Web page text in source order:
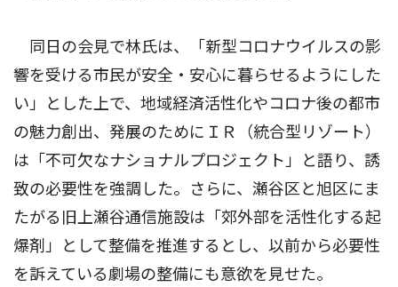
同日の会見で林氏は、「新型コロナウイルスの影
響を受ける市民が安全・安心に暮らせるようにした
い」とした上で、地域経済活性化やコロナ後の都市
の魅力創出、発展のためにＩＲ（統合型リゾート）
は「不可欠なナショナルプロジェクト」と語り、誘
致の必要性を強調した。さらに、瀬谷区と旭区にま
たがる旧上瀬谷通信施設は「郊外部を活性化する起
爆剤」として整備を推進するとし、以前から必要性
を訴えている劇場の整備にも意欲を見せた。